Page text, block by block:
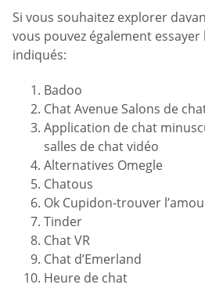
Si vous souhaitez explorer
vous pouvez également
indiqués:
Badoo
Chat Avenue Salons de
Application de chat
salles de chat vidéo
Alternatives Omegle
Chatous
Ok Cupidon-trouver
Tinder
Chat VR
Chat d’Emerland
Heure de chat